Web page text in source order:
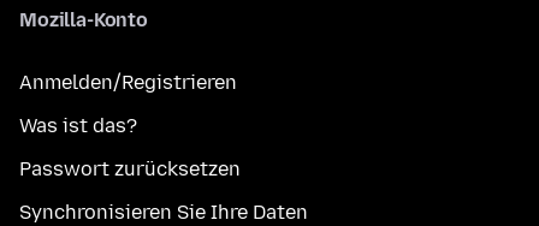
Mozilla-Konto
Anmelden/Registrieren
Was ist das?
Passwort zurücksetzen
Synchronisieren Sie Ihre Daten